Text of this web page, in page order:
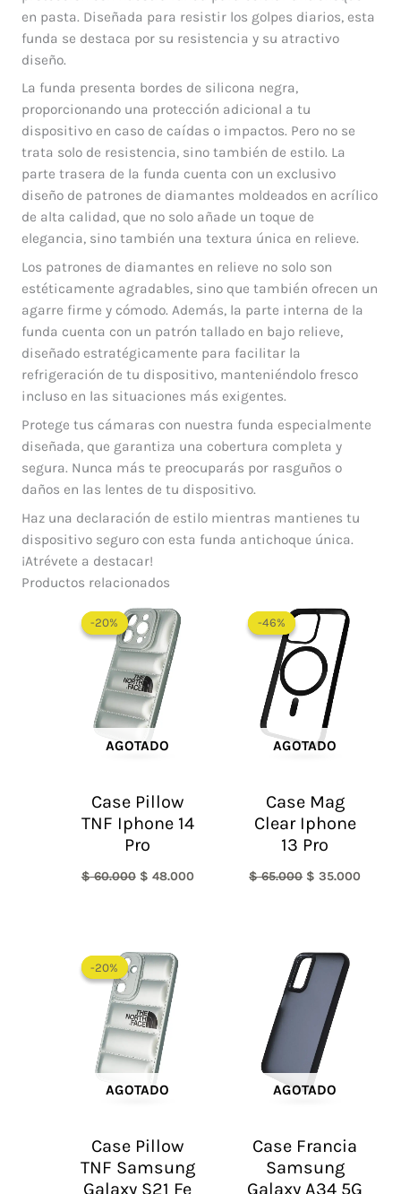
en pasta. Diseñada para resistir los golpes diarios, esta
funda se destaca por su resistencia y su atractivo
diseño.
La funda presenta bordes de silicona negra,
proporcionando una protección adicional a tu
dispositivo en caso de caídas o impactos. Pero no se
trata solo de resistencia, sino también de estilo. La
parte trasera de la funda cuenta con un exclusivo
diseño de patrones de diamantes moldeados en acrílico
de alta calidad, que no solo añade un toque de
elegancia, sino también una textura única en relieve.
Los patrones de diamantes en relieve no solo son
estéticamente agradables, sino que también ofrecen un
agarre firme y cómodo. Además, la parte interna de la
funda cuenta con un patrón tallado en bajo relieve,
diseñado estratégicamente para facilitar la
refrigeración de tu dispositivo, manteniéndolo fresco
incluso en las situaciones más exigentes.
Protege tus cámaras con nuestra funda especialmente
diseñada, que garantiza una cobertura completa y
segura. Nunca más te preocuparás por rasguños o
daños en las lentes de tu dispositivo.
Haz una declaración de estilo mientras mantienes tu
dispositivo seguro con esta funda antichoque única.
¡Atrévete a destacar!
Productos relacionados
-20%
AGOTADO
-20%
Case Pillow
TNF Iphone 14
Pro
$60.000
precio
original
era:
$ 60.000.
$ 48.000
-46%
AGOTADO
-46%
Case Mag
Clear Iphone
13 Pro
$65.000
precio
original
era:
$ 65.000.
$ 35.000
-20%
AGOTADO
-20%
Case Pillow
TNF Samsung
Galaxy S21 Fe
precio
original
era:
$ 60.000.
AGOTADO
Case Francia
Samsung
Galaxy A34 5G